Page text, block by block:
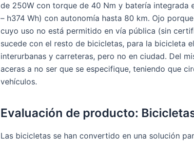
de 250W con torque de 40 Nm y batería integrada
– h374 Wh) con autonomía hasta 80 km. Ojo
cuyo uso no está permitido en vía pública (sin
sucede con el resto de bicicletas, para la bicicleta
interurbanas y carreteras, pero no en ciudad. Del
aceras a no ser que se especifique, teniendo que
vehículos.
Evaluación de producto:
Las bicicletas se han convertido en una solución